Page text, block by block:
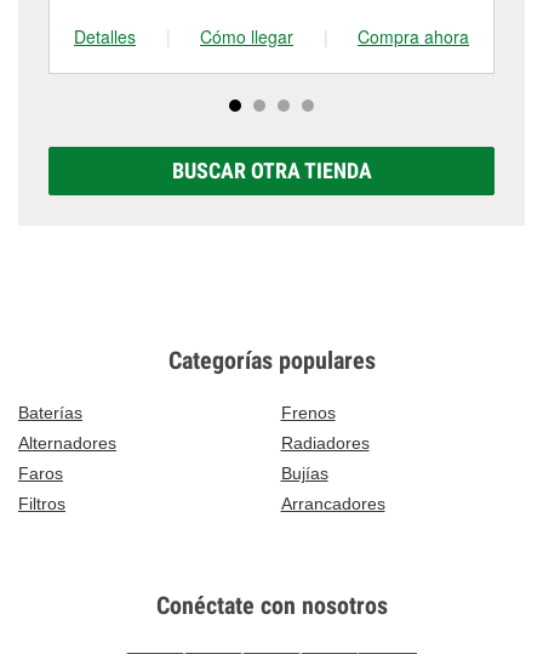
Detalles
| Cómo llegar | Compra ahora
BUSCAR OTRA TIENDA
Categorías populares
Baterías
Frenos
Alternadores
Radiadores
Faros
Bujías
Filtros
Arrancadores
Conéctate con nosotros